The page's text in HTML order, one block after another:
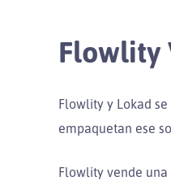
Flowlity
Flowlity y Lokad
empaquetan ese
Flowlity vende